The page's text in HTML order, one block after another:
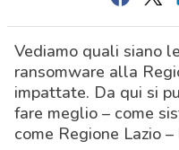
Vediamo quali siano
ransomware alla
impattate. Da qui si
fare meglio – come
come Regione Lazio